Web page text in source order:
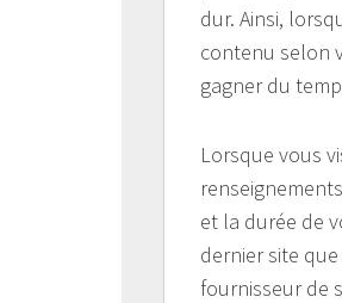
dur. Ainsi,
contenu selon
gagner du
Lorsque vous
et la durée de
dernier site
fournisseur de